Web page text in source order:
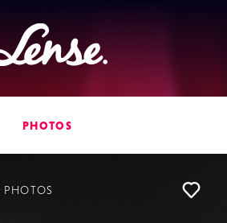
Lense
PHOTOS
PHOTOS